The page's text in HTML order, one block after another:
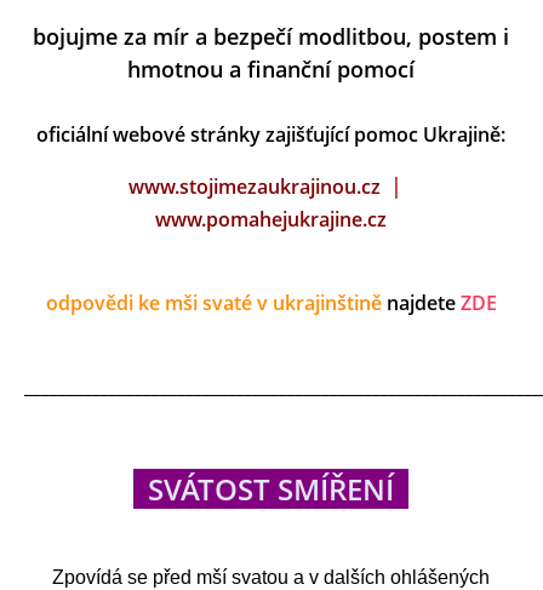
bojujme za mír a bezpečí modlitbou, postem i
hmotnou a finanční pomocí
oficiální webové stránky zajišťující pomoc Ukrajině:
www.stojimezaukrajinou.cz |
www.pomahejukrajine.cz
odpovědi ke mši svaté v ukrajinštiněnajdeteZDE
SVÁTOST SMÍŘENÍ
Zpovídá se před mší svatou a v dalších ohlášených